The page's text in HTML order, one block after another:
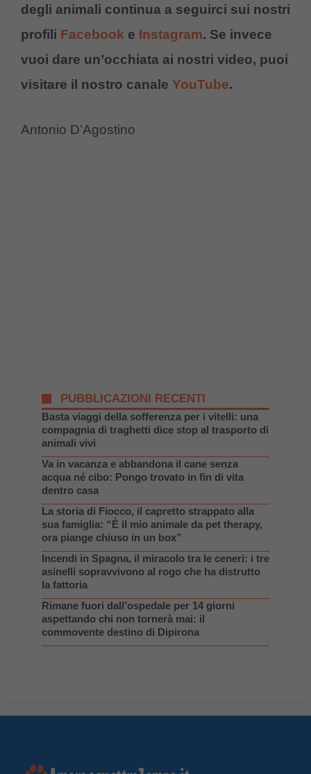
degli animali continua a seguirci sui nostri
profili Facebook e Instagram. Se invece
vuoi dare un’occhiata ai nostri video, puoi
visitare il nostro canale YouTube.
Antonio D’Agostino
PUBBLICAZIONI RECENTI
Basta viaggi della sofferenza per i vitelli: una
compagnia di traghetti dice stop al trasporto di
animali vivi
Va in vacanza e abbandona il cane senza
acqua né cibo: Pongo trovato in fin di vita
dentro casa
La storia di Fiocco, il capretto strappato alla
sua famiglia: “È il mio animale da pet therapy,
ora piange chiuso in un box”
Incendi in Spagna, il miracolo tra le ceneri: i tre
asinelli sopravvivono al rogo che ha distrutto
la fattoria
Rimane fuori dall’ospedale per 14 giorni
aspettando chi non tornerà mai: il
commovente destino di Dipirona